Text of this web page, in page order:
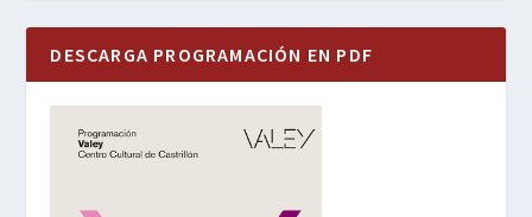
DESCARGA PROGRAMACIÓN EN PDF